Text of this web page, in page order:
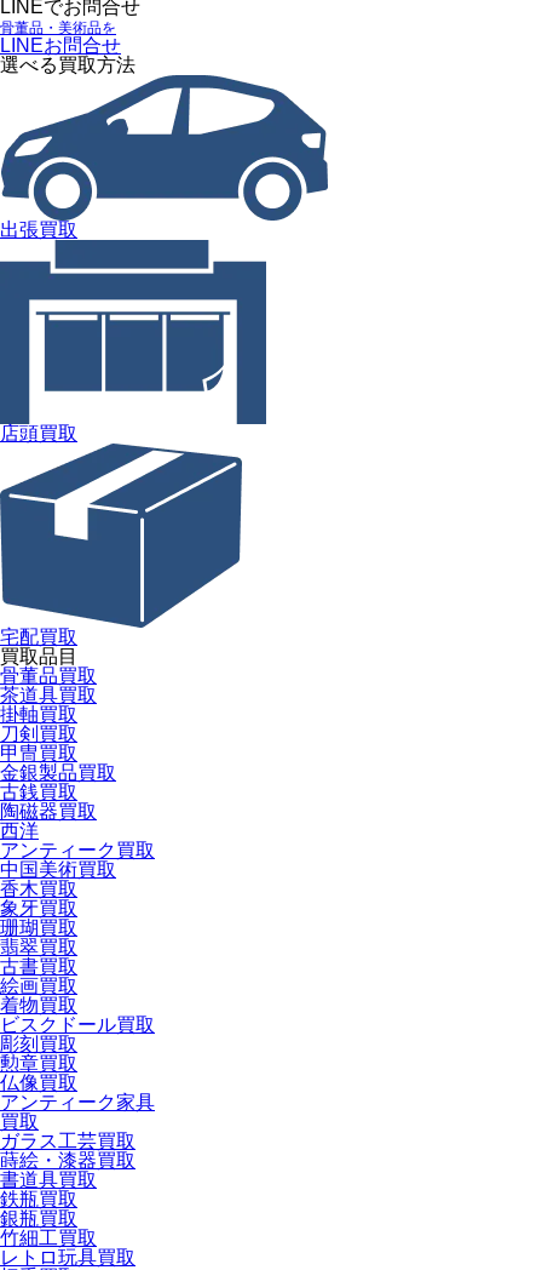
LINEでお問合せ
骨董品・美術品を
LINEお問合せ
選べる買取方法
出張買取
店頭買取
宅配買取
買取品目
骨董品買取
茶道具買取
掛軸買取
刀剣買取
甲冑買取
金銀製品買取
古銭買取
陶磁器買取
西洋
アンティーク買取
中国美術買取
香木買取
象牙買取
珊瑚買取
翡翠買取
古書買取
絵画買取
着物買取
ビスクドール買取
彫刻買取
勲章買取
仏像買取
アンティーク家具
買取
ガラス工芸買取
蒔絵・漆器買取
書道具買取
鉄瓶買取
銀瓶買取
竹細工買取
レトロ玩具買取